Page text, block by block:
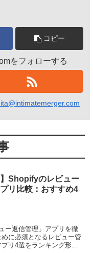
コピー
をフォローする
】Shopifyのレビュー
リ比較：おすすめ4
ー返信管理」アプリを徹
に必須となるレビュー管
リ4選をランキング形式